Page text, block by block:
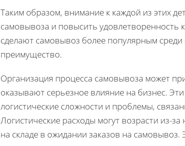
Таким образом, внимание к каждой из этих
самовывоза и повысить
сделают самовывоз более популярным
преимущество.
Организация процесса самовывоза может
оказывают серьезное влияние на бизнес.
логистические сложности и проблемы,
Логистические расходы могут возрасти из-
на складе в ожидании заказов на